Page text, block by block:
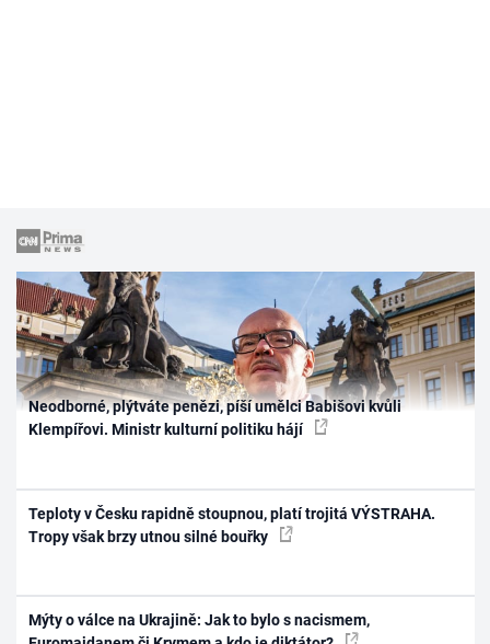
Neodborné, plýtváte penězi, píší umělci Babišovi kvůli
Klempířovi. Ministr kulturní politiku hájí
Teploty v Česku rapidně stoupnou, platí trojitá VÝSTRAHA.
Tropy však brzy utnou silné bouřky
Mýty o válce na Ukrajině: Jak to bylo s nacismem,